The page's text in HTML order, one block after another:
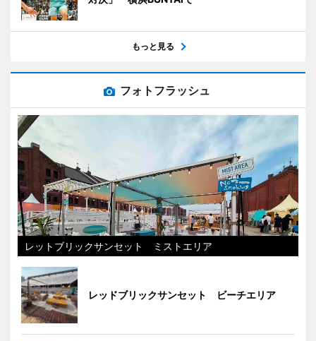
もっと見る
フォトフラッシュ
レットブリックサンセット ミストエリア
レッドブリックサンセット ビーチエリア